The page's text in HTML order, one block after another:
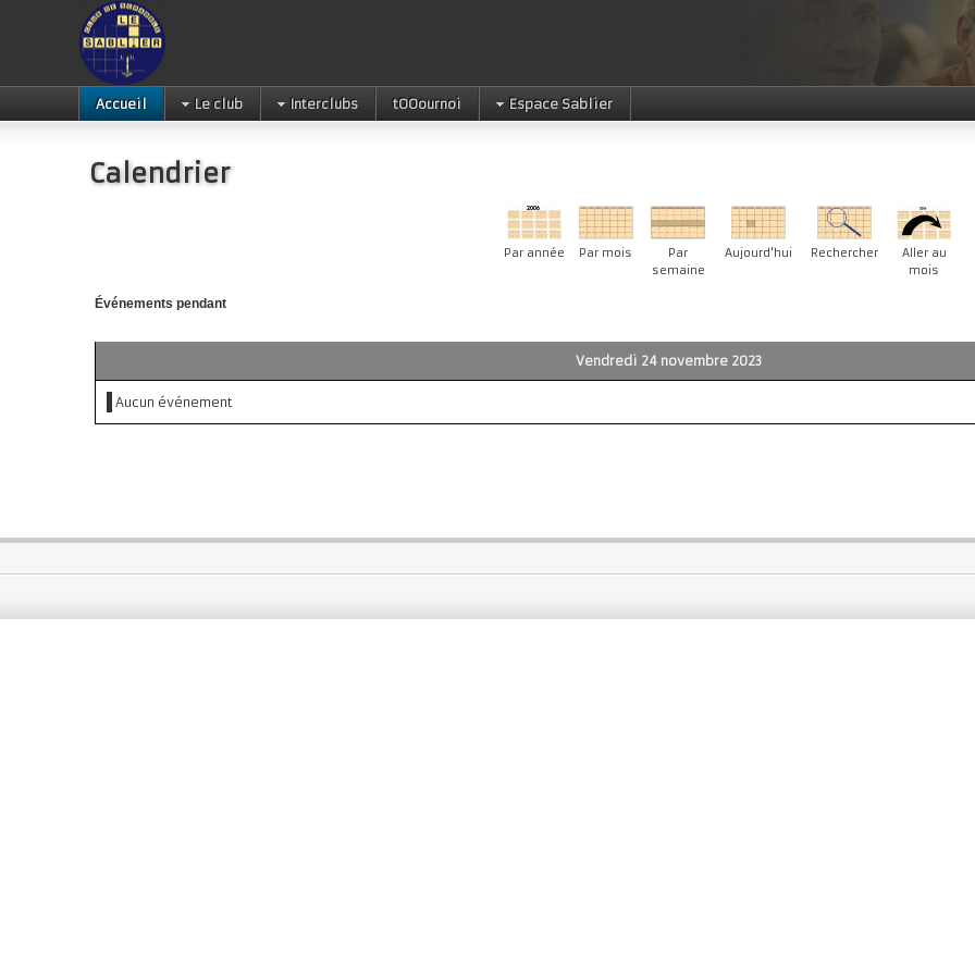
Accueil Le club Interclubs tOOournoi Espace Sablier
Calendrier
Par année Par mois
Par
semaine
Aujourd'hui Rechercher
Aller au
mois
Événements pendant
Vendredi 24 novembre 2023
Aucun événement